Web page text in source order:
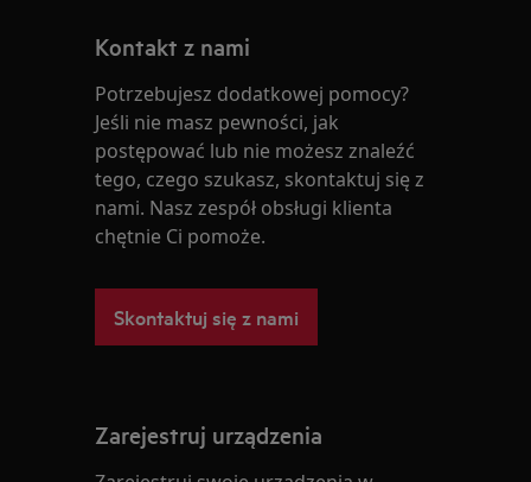
Kontakt z nami
Potrzebujesz dodatkowej pomocy?
Jeśli nie masz pewności, jak
postępować lub nie możesz znaleźć
tego, czego szukasz, skontaktuj się z
nami. Nasz zespół obsługi klienta
chętnie Ci pomoże.
Skontaktuj się z nami
Zarejestruj urządzenia